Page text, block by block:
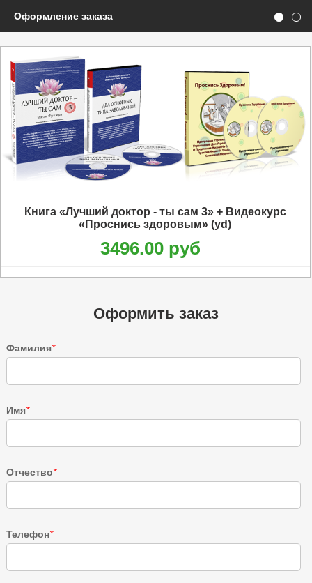
Оформление заказа
Оформить заказ
Фамилия*
Имя*
Отчество*
Телефон*
Книга «Лучший доктор - ты сам 3» + Видеокурс
«Проснись здоровым» (yd)
3496.00 руб